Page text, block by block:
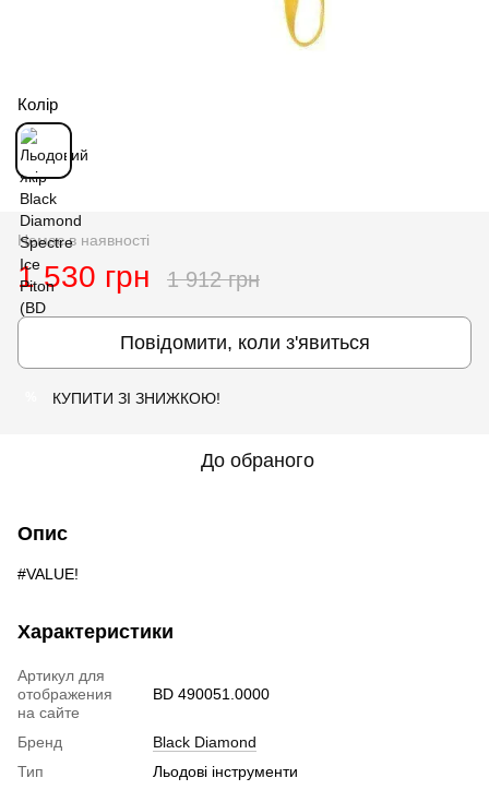
Колір
Немає в наявності
1 530 грн 1 912 грн
Повідомити, коли з'явиться
КУПИТИ ЗІ ЗНИЖКОЮ!
До обраного
Опис
#VALUE!
Характеристики
Артикул для
отображения
на сайте
BD 490051.0000
Бренд
Black Diamond
Тип
Льодові інструменти